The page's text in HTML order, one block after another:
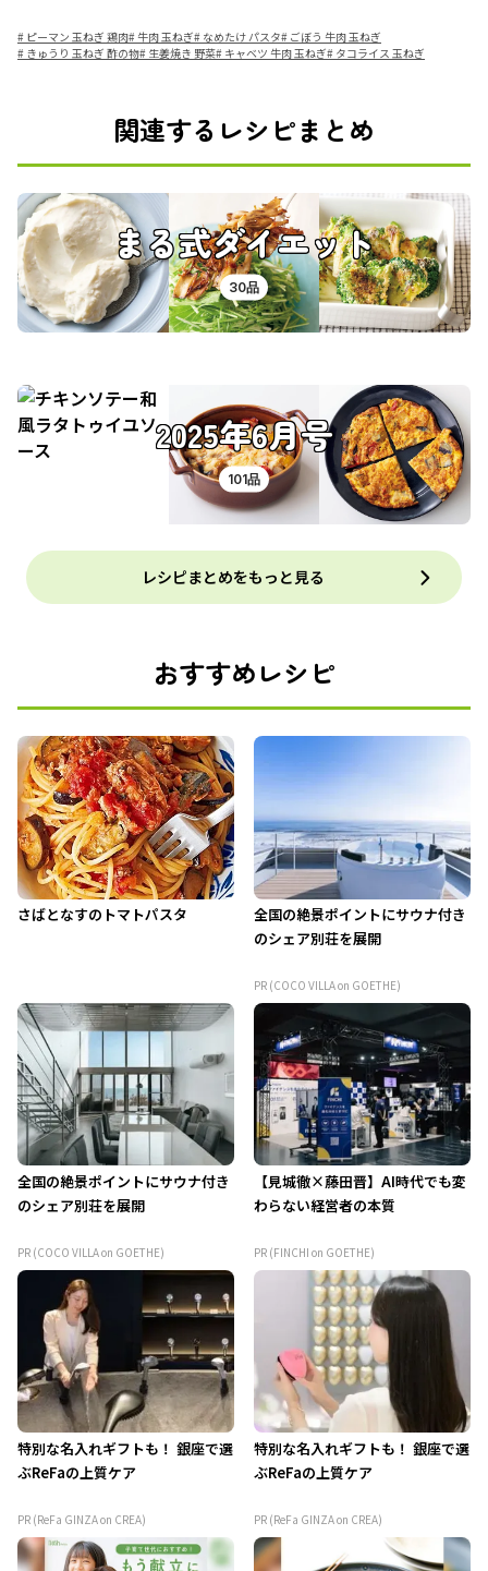
# ピーマン 玉ねぎ 鶏肉#牛肉 玉ねぎ# なめたけ パスタ# ごぼう 牛肉 玉ねぎ
# きゅうり 玉ねぎ 酢の物# 生姜焼き 野菜# キャベツ 牛肉 玉ねぎ# タコライス 玉ねぎ
関連するレシピまとめ
まる式ダイエット
30品
2025年6月号
101品
レシピまとめをもっと見る
おすすめレシピ
さばとなすのトマトパスタ
全国の絶景ポイントにサウナ付き
のシェア別荘を展開
PR (COCO VILLA on GOETHE)
全国の絶景ポイントにサウナ付き
のシェア別荘を展開
PR (COCO VILLA on GOETHE)
【見城徹×藤田晋】AI時代でも変
わらない経営者の本質
PR (FINCHI on GOETHE)
特別な名入れギフトも！ 銀座で選
ぶReFaの上質ケア
PR (ReFa GINZA on CREA)
特別な名入れギフトも！ 銀座で選
ぶReFaの上質ケア
PR (ReFa GINZA on CREA)